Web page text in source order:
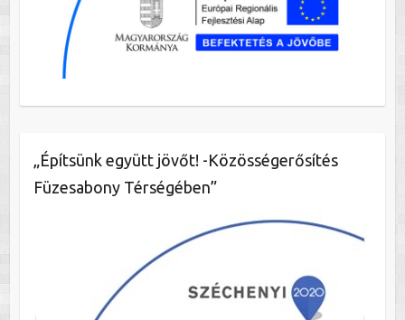
„Építsünk együtt jövőt! -Közösségerősítés
Füzesabony Térségében”